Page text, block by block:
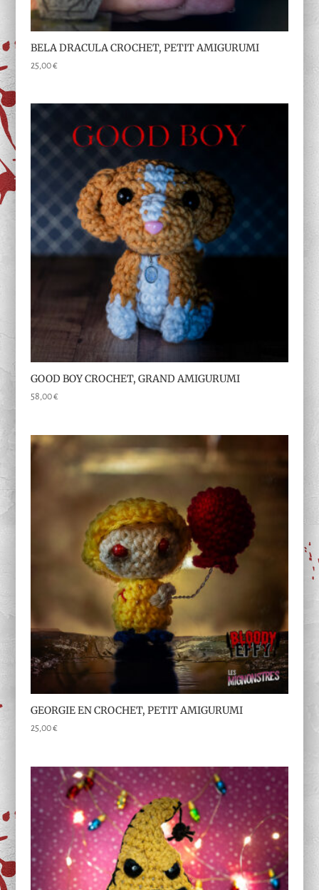
BELA DRACULA CROCHET, PETIT AMIGURUMI
25,00€
GOOD BOY CROCHET, GRAND AMIGURUMI
58,00€
GEORGIE EN CROCHET, PETIT AMIGURUMI
25,00€